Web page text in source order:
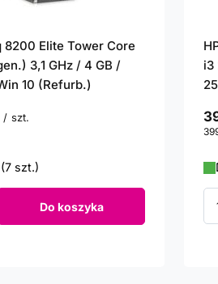
8200 Elite Tower Core
3,1 GHz / 4 GB /
10 (Refurb.)
/ szt.
szt.)
Do koszyka
i3